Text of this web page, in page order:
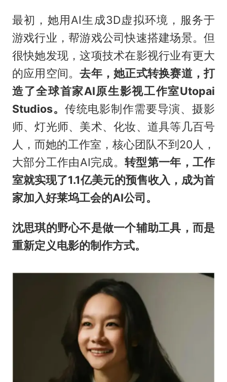
最初，她用AI生成3D虚拟环境，服务于
游戏行业，帮游戏公司快速搭建场景。但
很快她发现，这项技术在影视行业有更大
的应用空间。去年，她正式转换赛道，打
造了全球首家AI原生影视工作室Utopai
Studios。 传统电影制作需要导演、摄影
师、灯光师、美术、化妆、道具等几百号
人，而她的工作室，核心团队不到20人，
大部分工作由AI完成。 转型第一年， 工作
室就实现了1.1亿美元的预售收入，成为首
家加入好莱坞工会的AI公司。
沈思琪的野心不是做一个辅助工具，而是
重新定义电影的制作方式。